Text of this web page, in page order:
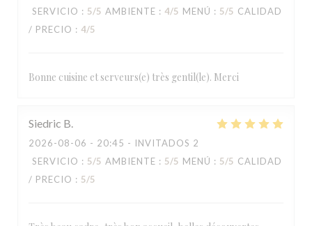
SERVICIO : 5/5 AMBIENTE : 4/5 MENÚ : 5/5 CALIDAD
/ PRECIO : 4/5
Bonne cuisine et serveurs(e) très gentil(le). Merci
Siedric B
2026-08-06 - 20:45 - INVITADOS 2
SERVICIO : 5/5 AMBIENTE : 5/5 MENÚ : 5/5 CALIDAD
/ PRECIO : 5/5